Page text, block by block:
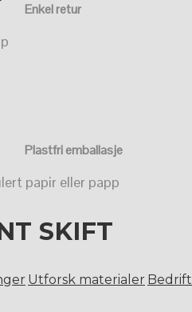
Enkel retur
Plastfri emballasje
papir eller papp
SKIFT
Utforsk materialer Bedrift